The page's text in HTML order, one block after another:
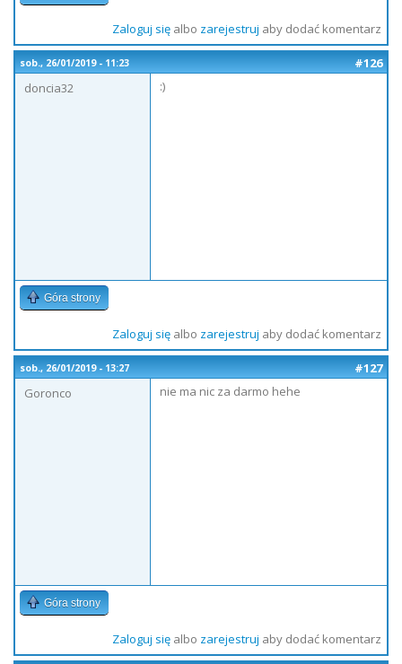
Zaloguj sięalbo zarejestruj aby dodać komentarz
sob., 26/01/2019 - 11:23
#126
doncia32
:)
Góra strony
Zaloguj sięalbo zarejestruj aby dodać komentarz
sob., 26/01/2019 - 13:27
#127
Goronco
nie ma nic za darmo hehe
Góra strony
Zaloguj sięalbo zarejestruj aby dodać komentarz